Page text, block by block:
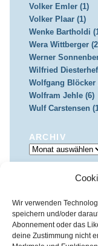
Wir verwenden
speichern und/oder
Abonnement oder das
deine Zustimmung nicht
Volker Emler (1)
Volker Plaar (1)
Wenke Bartholdi
Wera Wittberger
Werner
Wilfried
Wolfgang Blöcker
Wolfram Jehle (6)
Wulf Carstensen
ARCHIV
Archiv
IMPRESSUM
Datenschutz